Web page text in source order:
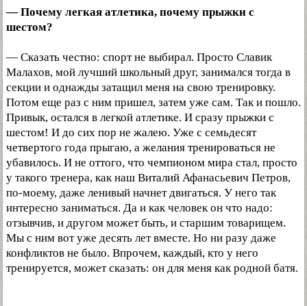
— Почему легкая атлетика, почему прыжки с
шестом?
— Сказать честно: спорт не выбирал. Просто Славик
Малахов, мой лучший школьный друг, занимался тогда в
секции и однажды затащил меня на свою тренировку.
Потом еще раз с ним пришел, затем уже сам. Так и пошло.
Привык, остался в легкой атлетике. И сразу прыжки с
шестом! И до сих пор не жалею. Уже с семьдесят
четвертого года прыгаю, а желания тренироваться не
убавилось. И не оттого, что чемпионом мира стал, просто
у такого тренера, как наш Виталий Афанасьевич Петров,
по-моему, даже ленивый начнет двигаться. У него так
интересно заниматься. Да и как человек он что надо:
отзывчив, и другом может быть, и старшим товарищем.
Мы с ним вот уже десять лет вместе. Но ни разу даже
конфликтов не было. Впрочем, каждый, кто у него
тренируется, может сказать: он для меня как родной батя.